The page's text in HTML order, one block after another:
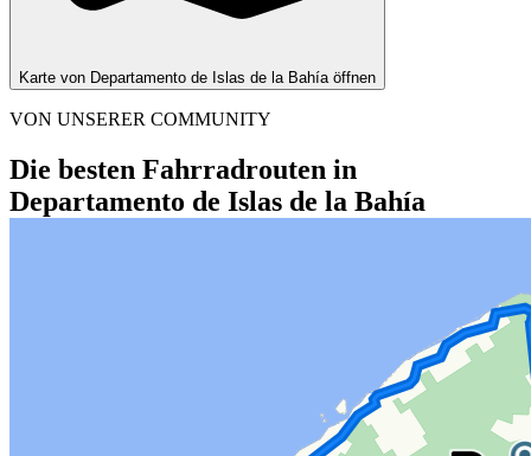
Karte von Departamento de Islas de la Bahía öffnen
VON UNSERER COMMUNITY
Die besten Fahrradrouten in
Departamento de Islas de la Bahía